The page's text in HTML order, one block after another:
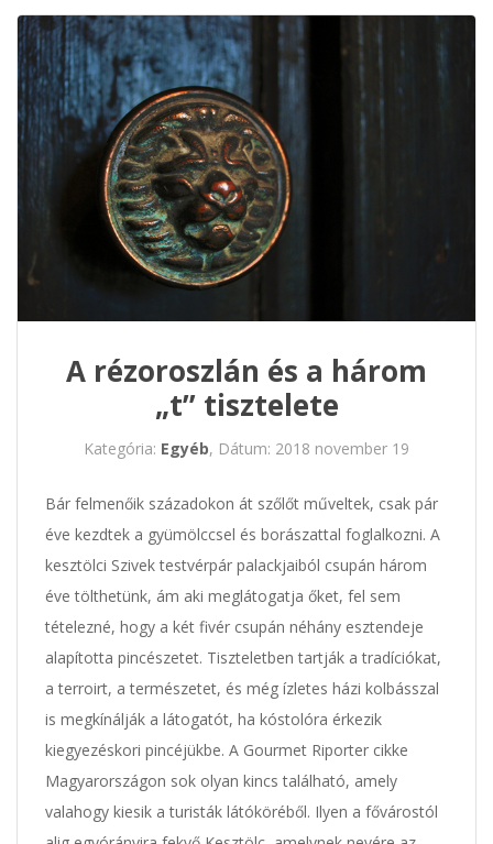
A rézoroszlán és a három
„t” tisztelete
Kategória: Egyéb, Dátum: 2018 november 19
Bár felmenőik századokon át szőlőt műveltek, csak pár
éve kezdtek a gyümölccsel és borászattal foglalkozni. A
kesztölci Szivek testvérpár palackjaiból csupán három
éve tölthetünk, ám aki meglátogatja őket, fel sem
tételezné, hogy a két fivér csupán néhány esztendeje
alapította pincészetet. Tiszteletben tartják a tradíciókat,
a terroirt, a természetet, és még ízletes házi kolbásszal
is megkínálják a látogatót, ha kóstolóra érkezik
kiegyezéskori pincéjükbe. A Gourmet Riporter cikke
Magyarországon sok olyan kincs található, amely
valahogy kiesik a turisták látóköréből. Ilyen a fővárostól